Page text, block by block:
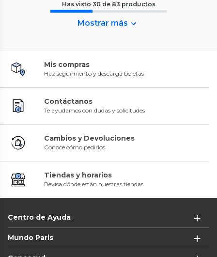
Has visto 30 de 83 productos
Mostrar más
Mis compras
Haz seguimiento y descarga boletas
Contáctanos
Te ayudamos con dudas y solicitudes
Cambios y Devoluciones
Conoce cómo pedirlos
Tiendas y horarios
Revisa dónde están nuestras tiendas
Centro de Ayuda
Mundo Paris